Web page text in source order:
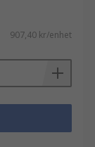
907,40 kr/enhet